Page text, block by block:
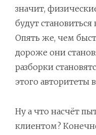
значит,
будут
Опять же, чем
дороже они
разборки
этого авторитеты
Ну а что насчёт
клиентом?